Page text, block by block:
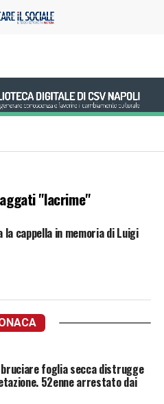
"lacrime"
la cappella in memoria di Luigi
bruciare foglia secca distrugge
52enne arrestato dai